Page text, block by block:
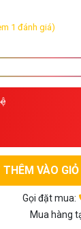
1 đánh giá)
THÊM VÀO
Gọi đặt mua:
Mua hàng